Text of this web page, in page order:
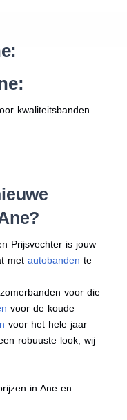
kwaliteitsbanden
Prijsvechter is jouw
met autobanden te
voor die
voor de koude
voor het hele jaar
robuuste look, wij
in Ane en